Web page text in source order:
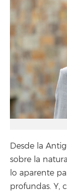
Desde la
sobre la
lo aparente
profundas. Y,